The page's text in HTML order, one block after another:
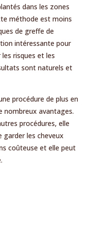
dans les zones
méthode est moins
de greffe de
intéressante pour
risques et les
sont naturels et
procédure de plus en
nombreux avantages.
procédures, elle
les cheveux
coûteuse et elle peut